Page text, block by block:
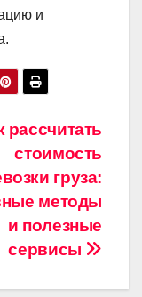
и
рассчитать
стоимость
груза:
методы
и полезные
сервисы